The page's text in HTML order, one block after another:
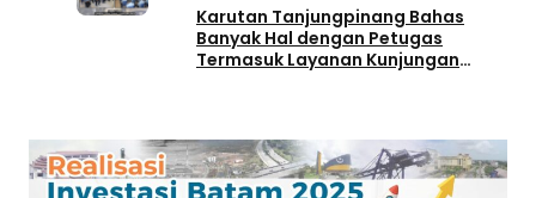
Karutan Tanjungpinang Bahas
Banyak Hal dengan Petugas
Termasuk Layanan Kunjungan